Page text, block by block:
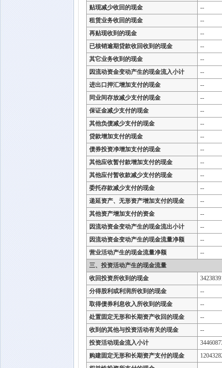
贴现减少收回的现金
--
租赁业务收回的现金
--
再贴现收到的现金
--
已核销逾期贷款收回收到的现金
--
其它业务收到的现金
--
因流动资金变动产生的现金流入小计
--
进出口押汇增加支付的现金
--
同业间存放减少支付的现金
--
保证金减少支付的现金
--
其他负债减少支付的现金
--
贷款增加支付的现金
--
债券投资净增加支付的现金
--
其他应收暂付款增加支付的现金
--
其他应付暂收款减少支付的现金
--
委托存款减少支付的现金
--
递延资产、无形资产增加支付的现金
--
其他资产增加支付的资金
--
因流动资金变动产生的现金流出小计
--
因流动资金变动产生的现金流量净额
--
营业活动产生的现金流量净额
--
三、投资活动产生的现金流量
收回投资所收到的现金
分得股利或利润所收到的现金
--
取得债券利息收入所收到的现金
--
处置固定无形和长期资产收回的现金
--
收到的其他与投资活动有关的现金
--
投资活动现金流入小计
购建固定无形和长期资产支付的现金